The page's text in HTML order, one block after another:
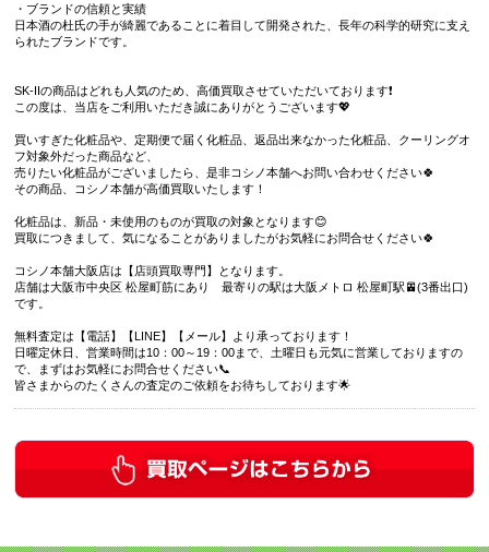
・ブランドの信頼と実績
日本酒の杜氏の手が綺麗であることに着目して開発された、長年の科学的研究に支え
られたブランドです。
SK-IIの商品はどれも人気のため、高価買取させていただいております❗
この度は、当店をご利用いただき誠にありがとうございます💖
買いすぎた化粧品や、定期便で届く化粧品、返品出来なかった化粧品、クーリングオ
フ対象外だった商品など、
売りたい化粧品がございましたら、是非コシノ本舗へお問い合わせください🍀
その商品、コシノ本舗が高価買取いたします！
化粧品は、新品・未使用のものが買取の対象となります😊
買取につきまして、気になることがありましたがお気軽にお問合せください🍀
コシノ本舗大阪店は【店頭買取専門】となります。
店舗は大阪市中央区 松屋町筋にあり 最寄りの駅は大阪メトロ 松屋町駅🚈(3番出口)
です。
無料査定は【電話】【LINE】【メール】より承っております！
日曜定休日、営業時間は10：00～19：00まで、土曜日も元気に営業しておりますの
で、まずはお気軽にお問合せください📞
皆さまからのたくさんの査定のご依頼をお待ちしております🌟